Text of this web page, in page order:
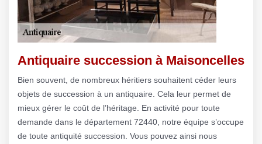
Antiquaire succession à Maisoncelles
Bien souvent, de nombreux héritiers souhaitent céder leurs
objets de succession à un antiquaire. Cela leur permet de
mieux gérer le coût de l’héritage. En activité pour toute
demande dans le département 72440, notre équipe s’occupe
de toute antiquité succession. Vous pouvez ainsi nous